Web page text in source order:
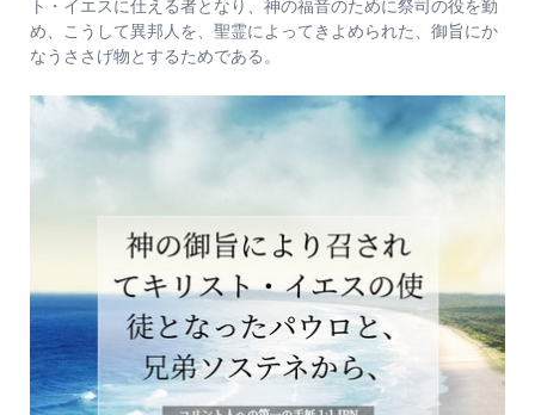
ト・イエスに仕える者となり、神の福音のために祭司の役を勤
め、こうして異邦人を、聖霊によってきよめられた、御旨にか
なうささげ物とするためである。